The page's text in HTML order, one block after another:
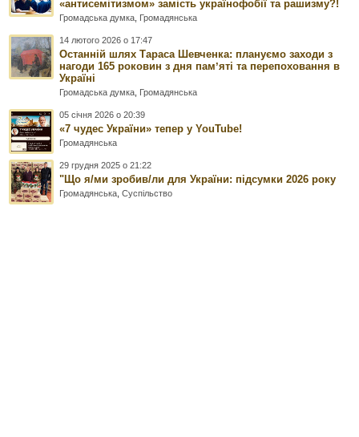
«антисемітизмом» замість українофобії та рашизму?!
Громадська думка Громадянська
14 лютого 2026 о 17:47
Останній шлях Тараса Шевченка: плануємо заходи з
нагоди 165 роковин з дня памʼяті та перепоховання в
Україні
Громадська думка Громадянська
05 січня 2026 о 20:39
«7 чудес України» тепер у YouTube!
Громадянська
29 грудня 2025 о 21:22
"Що я/ми зробив/ли для України: підсумки 2026 року
Громадянська ,Суспільство